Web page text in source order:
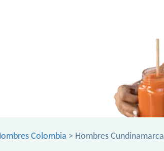
Colombia > Hombres Cundinamarca